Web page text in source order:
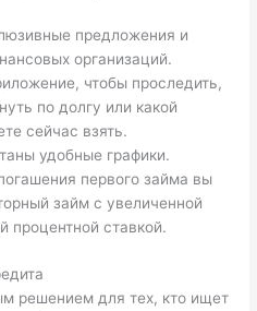
предложения и
организаций.
чтобы проследить,
по долгу или какой
сейчас взять.
удобные графики.
первого займа вы
займ с увеличенной
процентной ставкой.
решением для тех, кто ищет